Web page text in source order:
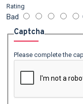
Rating
Bad
Captcha
Please complete the